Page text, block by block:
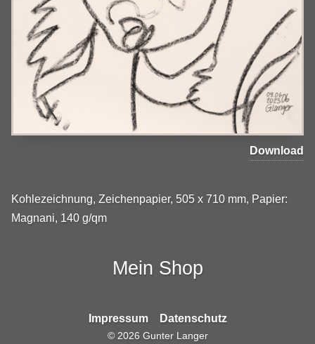
Download
Kohlezeichnung, Zeichenpapier, 505 x 710 mm, Papier:
Magnani, 140 g/qm
Impressum Datenschutz
© 2026 Gunter Langer
Mein Shop